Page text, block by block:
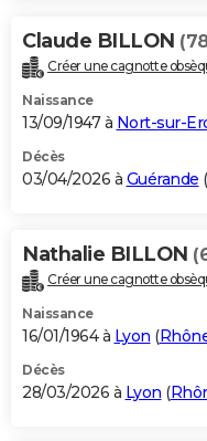
Claude BILLON
Créer une cagnotte
Naissance
13/09/1947 à Nort-sur-
Décès
03/04/2026 à Guérande (
Nathalie BILLON
Créer une cagnotte
Naissance
16/01/1964 à Lyon (
Décès
28/03/2026 à Lyon (